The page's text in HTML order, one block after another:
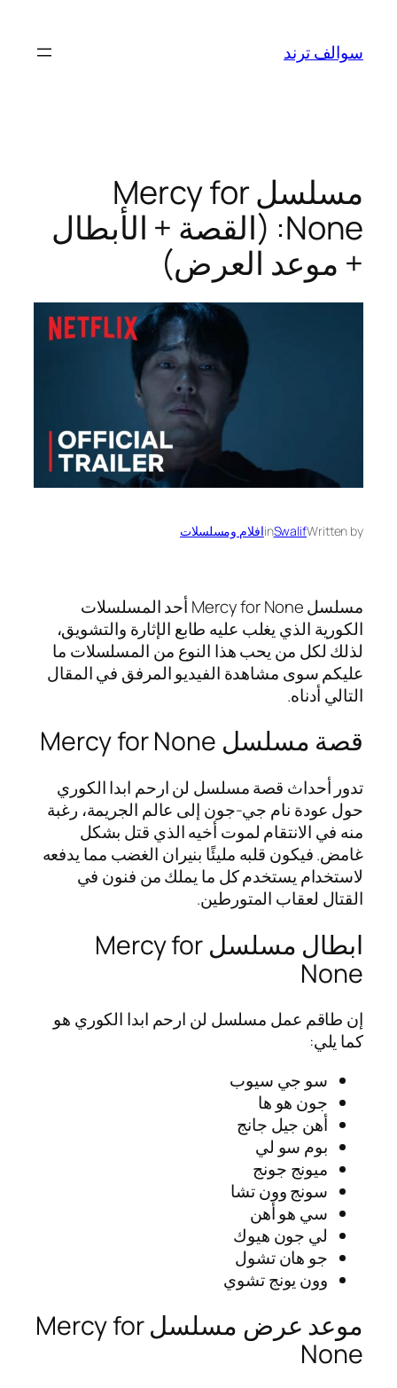
المحتوى
سوالف ترند
مسلسل Mercy for
None: (القصة + الأبطال
+ موعد العرض)
Written by
Swalif
inافلام ومسلسلات
مسلسل Mercy for None أحد المسلسلات
الكورية الذي يغلب عليه طابع الإثارة والتشويق،
لذلك لكل من يحب هذا النوع من المسلسلات ما
عليكم سوى مشاهدة الفيديو المرفق في المقال
التالي أدناه.
قصة مسلسل Mercy for None
تدور أحداث قصة مسلسل لن ارحم ابدا الكوري
حول عودة نام جي-جون إلى عالم الجريمة، رغبة
منه في الانتقام لموت أخيه الذي قتل بشكل
غامض. فيكون قلبه مليئًا بنيران الغضب مما يدفعه
لاستخدام يستخدم كل ما يملك من فنون في
القتال لعقاب المتورطين.
ابطال مسلسل Mercy for
None
إن طاقم عمل مسلسل لن ارحم ابدا الكوري هو
كما يلي:
سو جي سيوب
جون هو ها
أهن جيل جانج
بوم سو لي
ميونج جونج
سونج وون تشا
سي هو أهن
لي جون هيوك
جو هان تشول
وون يونج تشوي
موعد عرض مسلسل Mercy for
None